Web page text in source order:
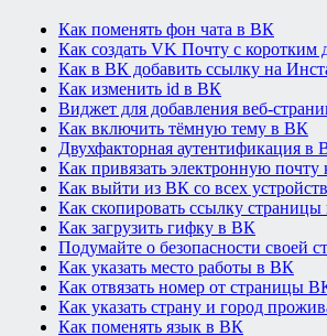
Как поменять фон чата в ВК
Как создать VK Почту с коротким
Как в ВК добавить ссылку на
Как изменить id в ВК
Виджет для добавления веб-
Как включить тёмную тему в ВК
Двухфакторная аутентификация в
Как привязать электронную
Как выйти из ВК со всех устройств
Как скопировать ссылку
Как загрузить гифку в ВК
Подумайте о безопасности своей
Как указать место работы в ВК
Как отвязать номер от страницы
Как указать страну и город
Как поменять язык в ВК